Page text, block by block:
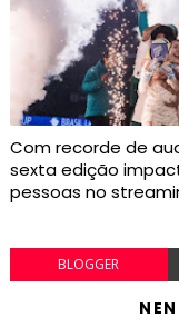
Com recorde de
sexta edição
pessoas no
BLOGGER